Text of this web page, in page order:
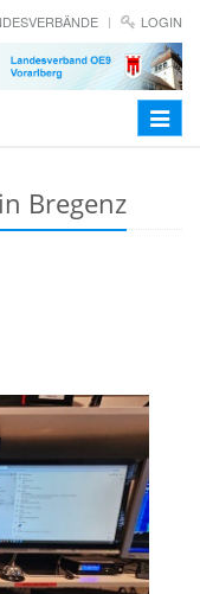
LOGIN
Toggle
Bregenz